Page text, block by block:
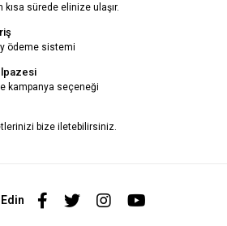
kısa sürede elinize ulaşır.
ödeme sistemi
kampanya seçeneği
bize iletebilirsiniz.